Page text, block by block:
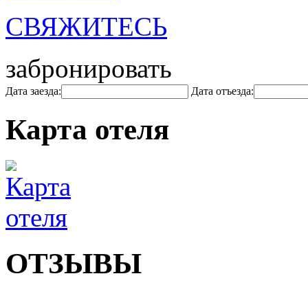
СВЯЖИТЕСЬ
забронировать
Дата заезда: Дата отъезда:
Карта отеля
ОТЗЫВЫ